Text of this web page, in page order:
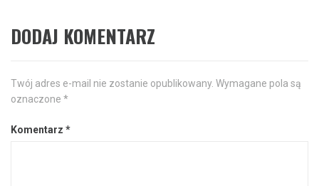
DODAJ KOMENTARZ
Twój adres e-mail nie zostanie opublikowany. Wymagane pola są
oznaczone *
Komentarz *